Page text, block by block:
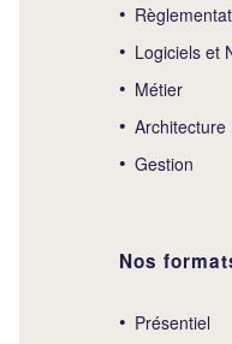
Logiciels et
Métier
Gestion
Nos
Présentiel